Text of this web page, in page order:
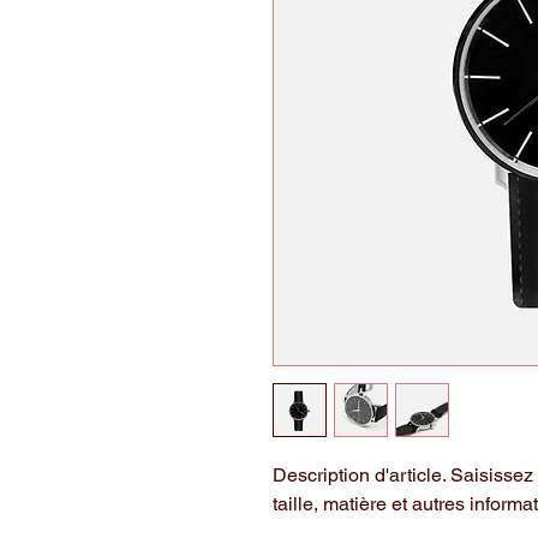
Description d'article.
taille, matière et autres